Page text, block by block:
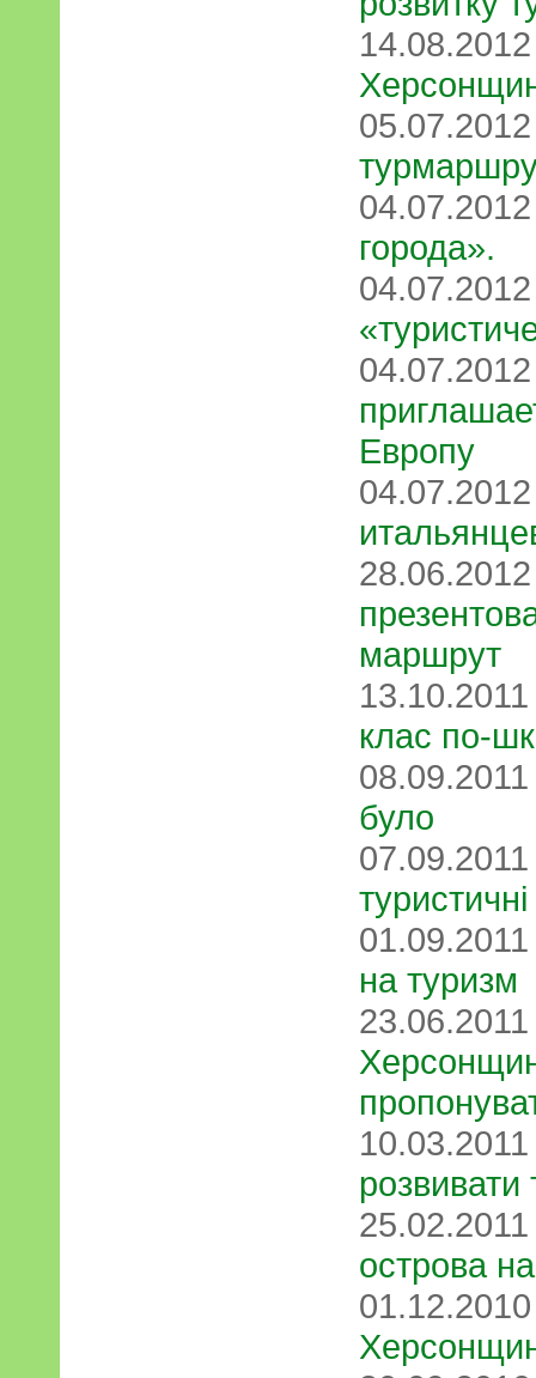
города».
Европу
маршрут
клас по-
було
туристичні
на туризм
розвивати
острова на